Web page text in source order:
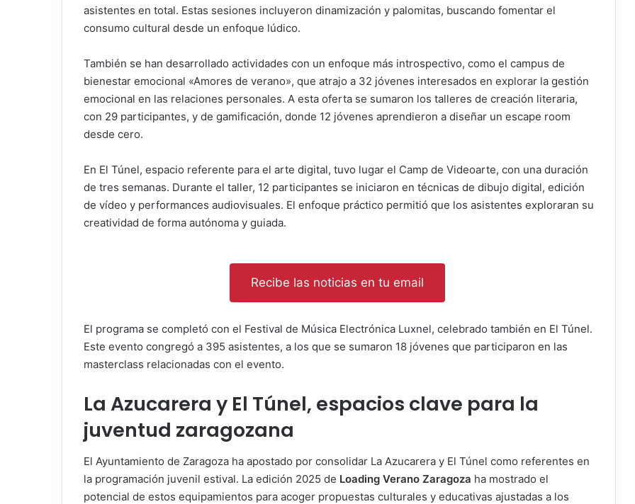
asistentes en total. Estas sesiones incluyeron dinamización y palomitas, buscando fomentar el
consumo cultural desde un enfoque lúdico.
También se han desarrollado actividades con un enfoque más introspectivo, como el campus de
bienestar emocional «Amores de verano», que atrajo a 32 jóvenes interesados en explorar la gestión
emocional en las relaciones personales. A esta oferta se sumaron los talleres de creación literaria,
con 29 participantes, y de gamificación, donde 12 jóvenes aprendieron a diseñar un escape room
desde cero.
En El Túnel, espacio referente para el arte digital, tuvo lugar el Camp de Videoarte, con una duración
de tres semanas. Durante el taller, 12 participantes se iniciaron en técnicas de dibujo digital, edición
de vídeo y performances audiovisuales. El enfoque práctico permitió que los asistentes exploraran su
creatividad de forma autónoma y guiada.
Recibe las noticias en tu email
El programa se completó con el Festival de Música Electrónica Luxnel, celebrado también en El Túnel.
Este evento congregó a 395 asistentes, a los que se sumaron 18 jóvenes que participaron en las
masterclass relacionadas con el evento.
La Azucarera y El Túnel, espacios clave para la
juventud zaragozana
El Ayuntamiento de Zaragoza ha apostado por consolidar La Azucarera y El Túnel como referentes en
la programación juvenil estival. La edición 2025 de Loading Verano Zaragoza ha mostrado el
potencial de estos equipamientos para acoger propuestas culturales y educativas ajustadas a los